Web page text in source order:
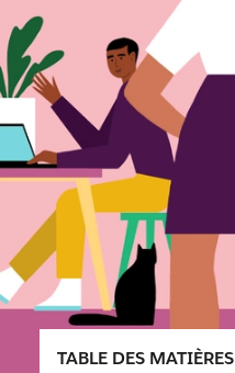
TABLE DES MATIÈRES